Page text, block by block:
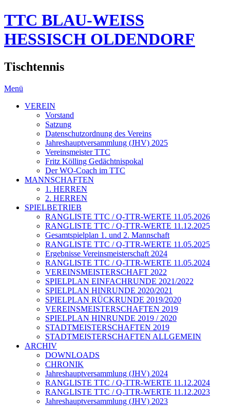
TTC BLAU-WEISS
HESSISCH OLDENDORF
Tischtennis
Menü
VEREIN
Vorstand
Satzung
Datenschutzordnung des Vereins
Jahreshauptversammlung (JHV) 2025
Vereinsmeister TTC
Fritz Kölling Gedächtnispokal
Der WO-Coach im TTC
MANNSCHAFTEN
1. HERREN
2. HERREN
SPIELBETRIEB
RANGLISTE TTC / Q-TTR-WERTE 11.05.2026
RANGLISTE TTC / Q-TTR-WERTE 11.12.2025
Gesamtspielplan 1. und 2. Mannschaft
RANGLISTE TTC / Q-TTR-WERTE 11.05.2025
Ergebnisse Vereinsmeisterschaft 2024
RANGLISTE TTC / Q-TTR-WERTE 11.05.2024
VEREINSMEISTERSCHAFT 2022
SPIELPLAN EINFACHRUNDE 2021/2022
SPIELPLAN HINRUNDE 2020/2021
SPIELPLAN RÜCKRUNDE 2019/2020
VEREINSMEISTERSCHAFTEN 2019
SPIELPLAN HINRUNDE 2019 / 2020
STADTMEISTERSCHAFTEN 2019
STADTMEISTERSCHAFTEN ALLGEMEIN
ARCHIV
DOWNLOADS
CHRONIK
Jahreshauptversammlung (JHV) 2024
RANGLISTE TTC / Q-TTR-WERTE 11.12.2024
RANGLISTE TTC / Q-TTR-WERTE 11.12.2023
Jahreshauptversammlung (JHV) 2023